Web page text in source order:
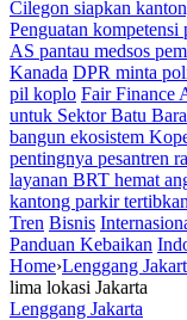
Cilegon siapkan
Penguatan
AS pantau medsos
Kanada DPR minta
pil koplo Fair Finance
untuk Sektor Batu
bangun ekosistem
pentingnya pesantren
layanan BRT hemat
kantong parkir
Tren Bisnis
Panduan Kebaikan
Home›Lenggang
lima lokasi Jakarta
Lenggang Jakarta